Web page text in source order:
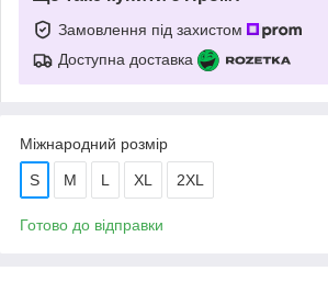
Замовлення під захистом
Доступна доставка
Міжнародний розмір
S M L XL 2XL
Готово до відправки